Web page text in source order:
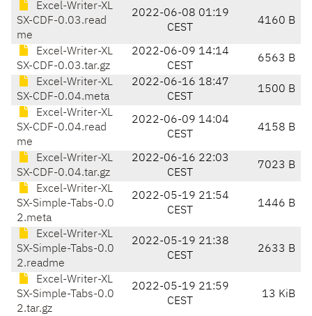
Excel-Writer-XL
SX-CDF-0.03.read
me
2022-06-08 01:19
CEST
4160 B
Excel-Writer-XL
SX-CDF-0.03.tar.gz
2022-06-09 14:14
CEST
6563 B
Excel-Writer-XL
SX-CDF-0.04.meta
2022-06-16 18:47
CEST
1500 B
Excel-Writer-XL
SX-CDF-0.04.read
me
2022-06-09 14:04
CEST
4158 B
Excel-Writer-XL
SX-CDF-0.04.tar.gz
2022-06-16 22:03
CEST
7023 B
Excel-Writer-XL
SX-Simple-Tabs-0.0
2.meta
2022-05-19 21:54
CEST
1446 B
Excel-Writer-XL
SX-Simple-Tabs-0.0
2.readme
2022-05-19 21:38
CEST
2633 B
Excel-Writer-XL
SX-Simple-Tabs-0.0
2.tar.gz
2022-05-19 21:59
CEST
13 KiB